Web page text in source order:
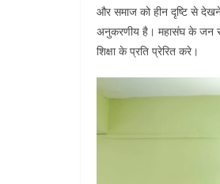
और समाज को हीन दृष्टि से
अनुकरणीय है। महासंघ के जन
शिक्षा के प्रति प्रेरित करे।